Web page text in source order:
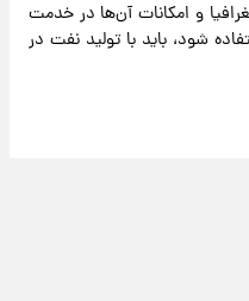
و امکانات آن‌ها در خدمت
شود، باید با تولید نفت در